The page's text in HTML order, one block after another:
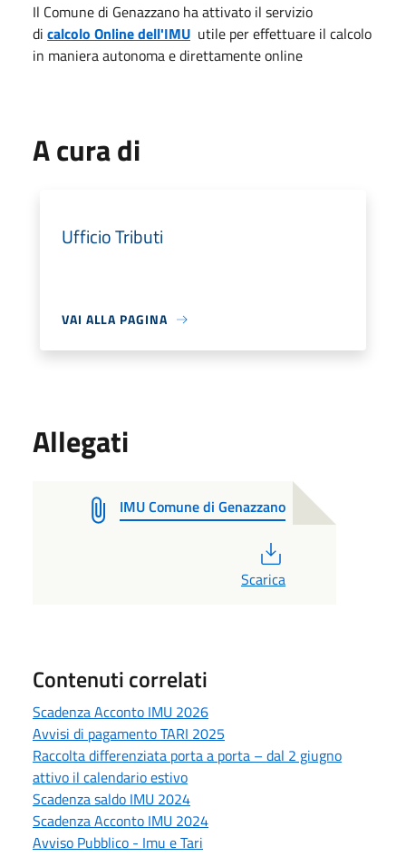
Il Comune di Genazzano ha attivato il servizio
di calcolo Online dell'IMU utile per effettuare il calcolo
in maniera autonoma e direttamente online
A cura di
Ufficio Tributi
VAI ALLA PAGINA
Allegati
IMU Comune di Genazzano
Scarica
Contenuti correlati
Scadenza Acconto IMU 2026
Avvisi di pagamento TARI 2025
Raccolta differenziata porta a porta – dal 2 giugno
attivo il calendario estivo
Scadenza saldo IMU 2024
Scadenza Acconto IMU 2024
Avviso Pubblico - Imu e Tari